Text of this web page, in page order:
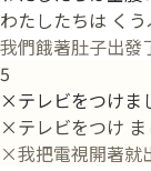
わたしたちは く
我們餓著肚子出發
5
×テレビをつけま
×テレビをつけ ま
×我把電視開著就